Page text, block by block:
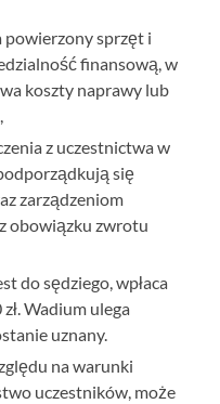
powierzony sprzęt i
finansową, w
koszty naprawy lub
z uczestnictwa w
się
zarządzeniom
obowiązku zwrotu
do sędziego, wpłaca
Wadium ulega
uznany.
na warunki
uczestników, może